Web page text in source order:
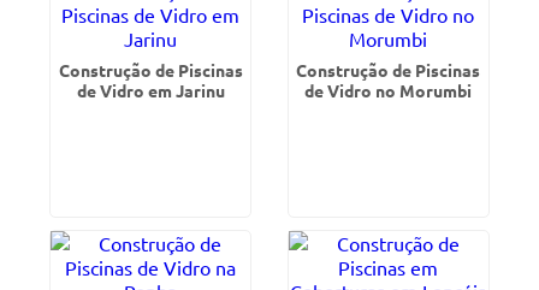
Construção de Piscinas
de Vidro em Jarinu
Construção de Piscinas
de Vidro no Morumbi